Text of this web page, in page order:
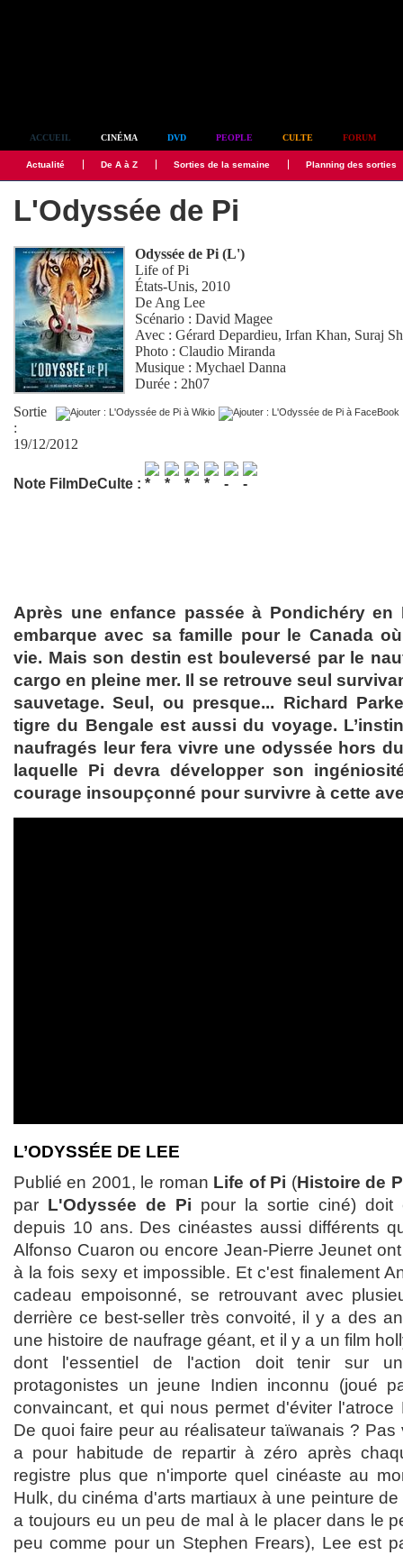
ACCUEIL CINÉMA DVD PEOPLE CULTE FORUM
Actualité De A à Z Sorties de la semaine Planning des sorties
L'Odyssée de Pi
Odyssée de Pi (L')
Life of Pi
États-Unis, 2010
De Ang Lee
Scénario :David Magee
Avec :Gérard Depardieu,Irfan Khan, Suraj
Photo :Claudio Miranda
Musique :Mychael Danna
Durée : 2h07
Sortie
:
19/12/2012
Note FilmDeCulte :
Après une enfance passée à Pondichéry en
embarque avec sa famille pour le Canada
vie. Mais son destin est bouleversé par le
cargo en pleine mer. Il se retrouve seul
sauvetage. Seul, ou presque... Richard
tigre du Bengale est aussi du voyage.
naufragés leur fera vivre une odyssée hors
laquelle Pi devra développer son
courage insoupçonné pour survivre à cette
L’ODYSSÉE DE LEE
Publié en 2001, le roman Life of Pi (Histoire de
par L'Odyssée de Pi pour la sortie ciné) doit
depuis 10 ans. Des cinéastes aussi différents
Alfonso Cuaron ou encore Jean-Pierre Jeunet
à la fois sexy et impossible. Et c'est finalement
cadeau empoisonné, se retrouvant avec
derrière ce best-seller très convoité, il y a des
une histoire de naufrage géant, et il y a un film
dont l'essentiel de l'action doit tenir sur
protagonistes un jeune Indien inconnu (joué
convaincant, et qui nous permet d'éviter l'atroce
De quoi faire peur au réalisateur taïwanais ? Pas
a pour habitude de repartir à zéro après
registre plus que n'importe quel cinéaste au
Hulk, du cinéma d'arts martiaux à une peinture
a toujours eu un peu de mal à le placer dans le
peu comme pour un Stephen Frears), Lee est